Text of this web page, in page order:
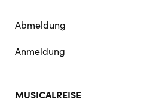
Abmeldung
Anmeldung
MUSICALREISE